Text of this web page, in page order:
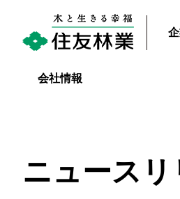
会社情報
ニュースリ